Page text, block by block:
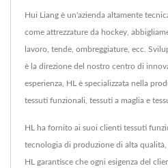
Hui Liang è un'azienda altamente
come attrezzature da hockey,
lavoro, tende, ombreggiature, ecc.
è la direzione del nostro centro di
esperienza, HL è specializzata nella
tessuti funzionali, tessuti a maglia e
HL ha fornito ai suoi clienti tessuti
tecnologia di produzione di alta qualità,
HL garantisce che ogni esigenza del